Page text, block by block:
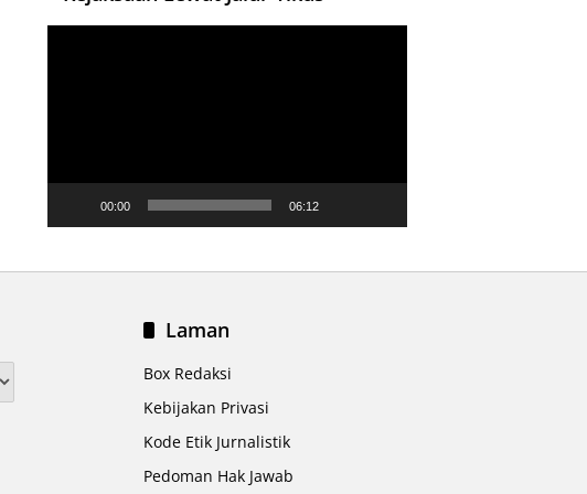
00:00 06:12
Laman
Box Redaksi
Kebijakan Privasi
Kode Etik Jurnalistik
Pedoman Hak Jawab